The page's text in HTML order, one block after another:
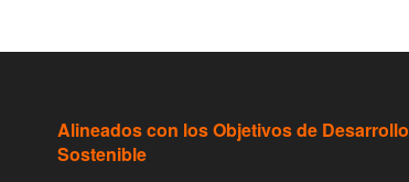
Alineados con los Objetivos de Desarrollo
Sostenible